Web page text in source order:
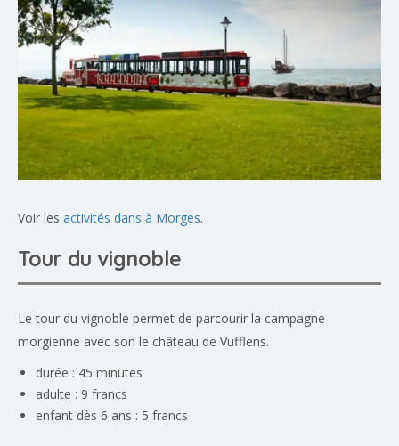
Voir les activités dans à Morges.
Tour du vignoble
Le tour du vignoble permet de parcourir la campagne
morgienne avec son le château de Vufflens.
durée : 45 minutes
adulte : 9 francs
enfant dès 6 ans : 5 francs